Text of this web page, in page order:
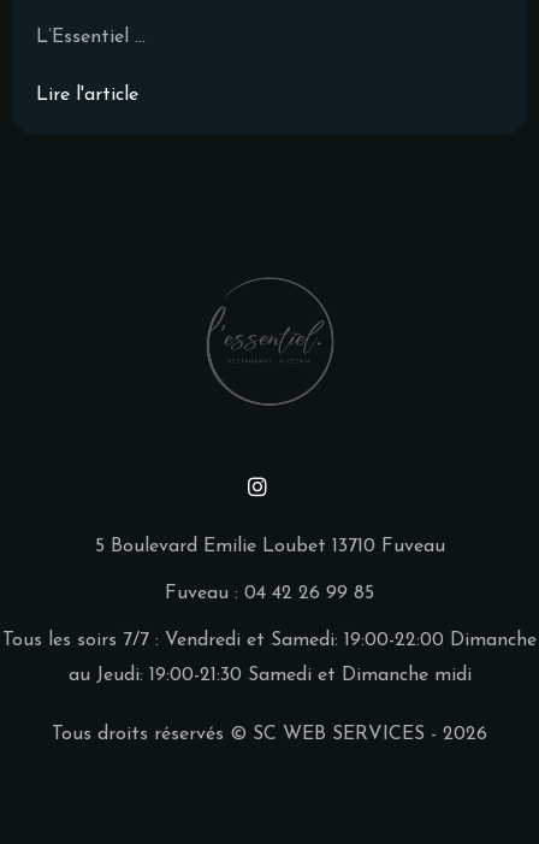
L’Essentiel ...
Lire l'article
5 Boulevard Emilie Loubet 13710 Fuveau
Fuveau : 04 42 26 99 85
Tous les soirs 7/7 : Vendredi et Samedi: 19:00-22:00 Dimanche
au Jeudi: 19:00-21:30 Samedi et Dimanche midi
Tous droits réservés © SC WEB SERVICES - 2026